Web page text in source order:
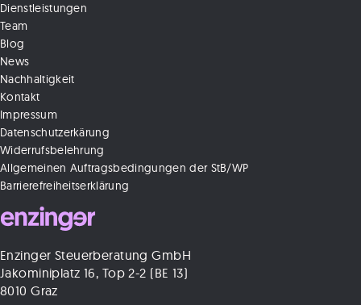
Enzinger Steuerberatung GmbH
Jakominiplatz 16, Top 2-2 (BE 13)
8010 Graz
Dienstleistungen
Team
Blog
News
Nachhaltigkeit
Kontakt
Impressum
Datenschutzerkärung
Widerrufsbelehrung
Allgemeinen Auftragsbedingungen der StB/WP
Barrierefreiheitserklärung